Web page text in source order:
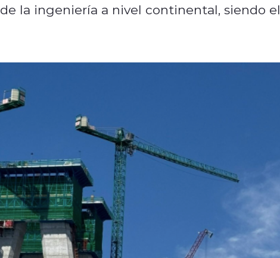
la ingeniería a nivel continental, siendo el